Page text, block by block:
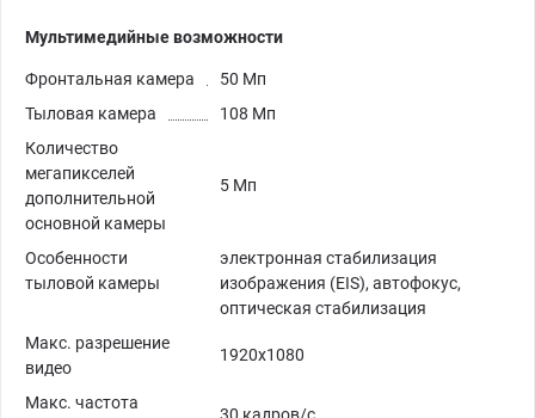
Мультимедийные возможности
Фронтальная камера
50 Мп
Тыловая камера
108 Мп
Количество
мегапикселей
дополнительной
основной камеры
5 Мп
Особенности
тыловой камеры
электронная стабилизация
изображения (EIS), автофокус,
оптическая стабилизация
Макс. разрешение
видео
1920x1080
Макс. частота
30 кадров/с